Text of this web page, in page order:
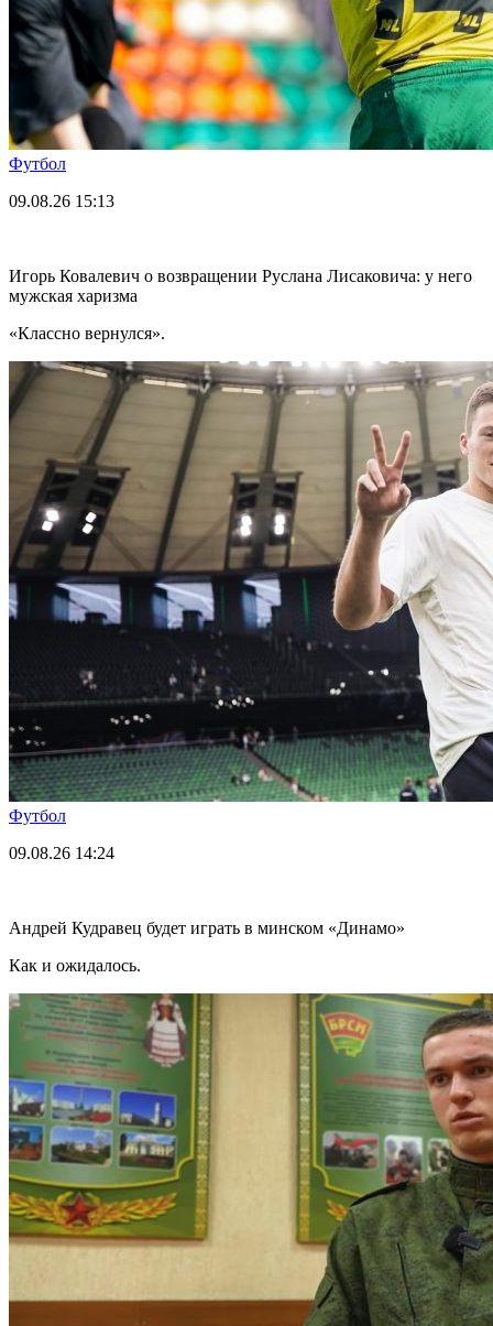
Футбол
09.08.26 15:13
Игорь Ковалевич о возвращении Руслана Лисаковича: у него
мужская харизма
«Классно вернулся».
Футбол
09.08.26 14:24
Андрей Кудравец будет играть в минском «Динамо»
Как и ожидалось.